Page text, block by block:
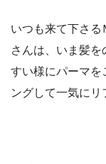
いつも来て下さる
さんは、いま髪
すい様にパーマを
ングして一気にリ